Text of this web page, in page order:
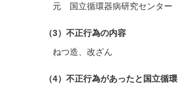
元 国立循環器病研究センタ
（3）不正行為の内容
ねつ造、改ざん
（4）不正行為があったと国立循